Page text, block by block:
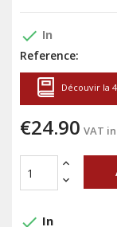
done In
Reference:
Découvir la
€24.90 VAT
done In